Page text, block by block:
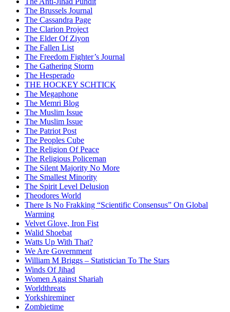
The Brussels Journal
The Cassandra Page
The Clarion Project
The Elder Of Ziyon
The Fallen List
The Freedom Fighter’s Journal
The Gathering Storm
The Hesperado
THE HOCKEY SCHTICK
The Megaphone
The Memri Blog
The Muslim Issue
The Muslim Issue
The Patriot Post
The Peoples Cube
The Religion Of Peace
The Religious Policeman
The Silent Majority No More
The Smallest Minority
The Spirit Level Delusion
Theodores World
There Is No Frakking “Scientific Consensus” On Global
Warming
Velvet Glove, Iron Fist
Walid Shoebat
Watts Up With That?
We Are Government
William M Briggs – Statistician To The Stars
Winds Of Jihad
Women Against Shariah
Worldthreats
Yorkshireminer
Zombietime